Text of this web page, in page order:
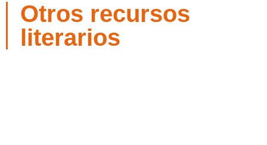
Otros recursos
literarios